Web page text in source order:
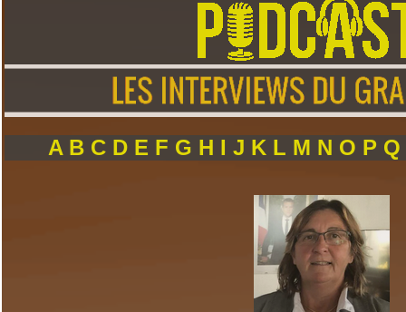
A B C D E F G H IJ K L M N O P